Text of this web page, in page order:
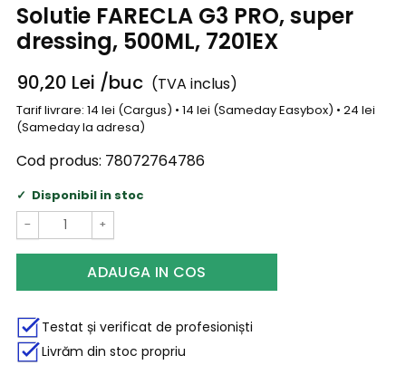
Solutie FARECLA G3 PRO, super
dressing, 500ML, 7201EX
90,20 Lei /buc (TVA inclus)
Tarif livrare: 14 lei (Cargus) • 14 lei (Sameday Easybox) • 24 lei
(Sameday la adresa)
Cod produs: 78072764786
Disponibil in stoc
− +
ADAUGA IN COS
Testat și verificat de profesioniști
Livrăm din stoc propriu